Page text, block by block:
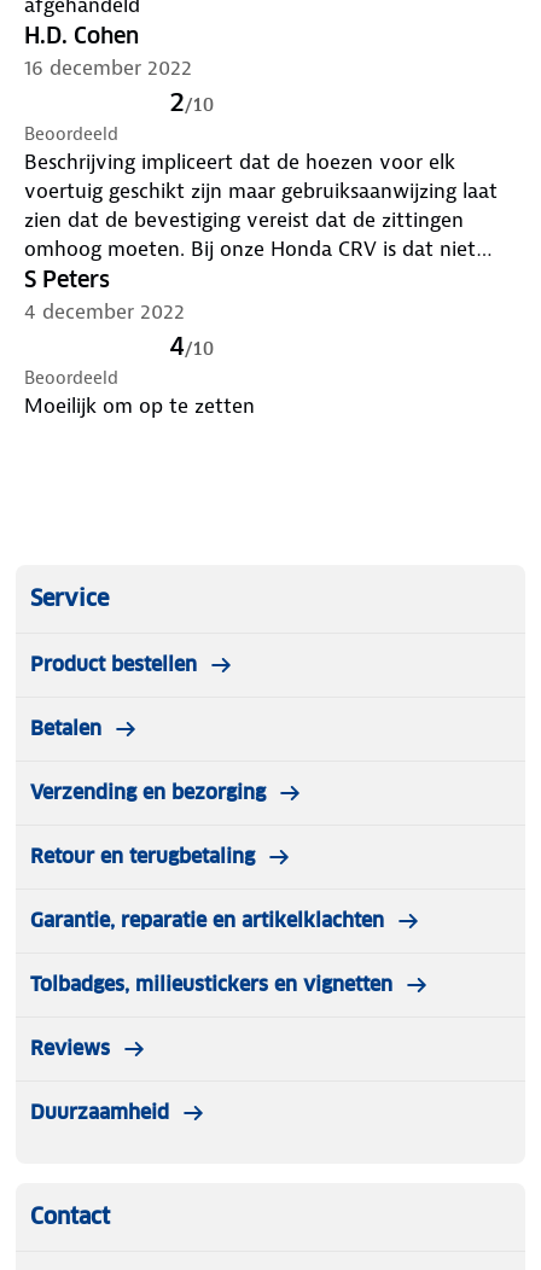
H.D. Cohen
16 december 2022
2/10
Beoordeeld
Beschrijving impliceert dat de hoezen voor elk
voertuig geschikt zijn maar gebruiksaanwijzing laat
zien dat de bevestiging vereist dat de zittingen
omhoog moeten. Bij onze Honda CRV is dat niet
mogelijk. Dus retour.
S Peters
4 december 2022
4/10
Beoordeeld
Moeilijk om op te zetten
Service
Product bestellen
Betalen
Verzending en bezorging
Retour en terugbetaling
Garantie, reparatie en artikelklachten
Tolbadges, milieustickers en vignetten
Reviews
Duurzaamheid
Contact